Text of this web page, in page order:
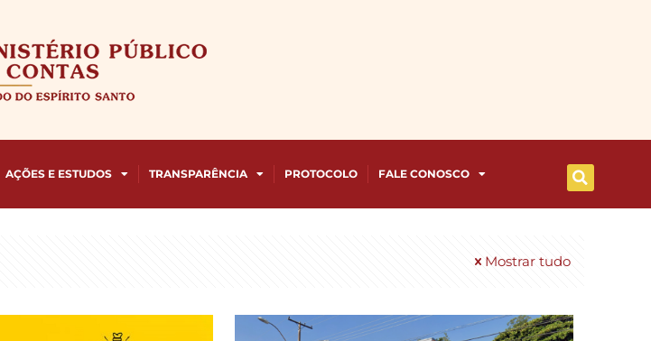
AÇÕES E ESTUDOS TRANSPARÊNCIA PROTOCOLO FALE CONOSCO
Mostrar tudo